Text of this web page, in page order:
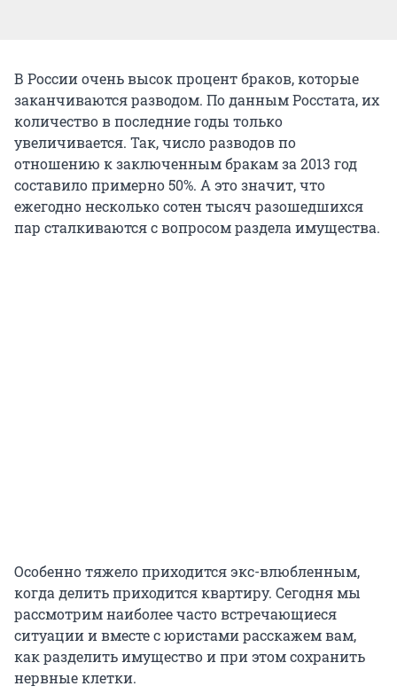
В России очень высок процент браков, которые
заканчиваются разводом. По данным Росстата, их
количество в последние годы только
увеличивается. Так, число разводов по
отношению к заключенным бракам за 2013 год
составило примерно 50%. А это значит, что
ежегодно несколько сотен тысяч разошедшихся
пар сталкиваются с вопросом раздела имущества.
Особенно тяжело приходится экс-влюбленным,
когда делить приходится квартиру. Сегодня мы
рассмотрим наиболее часто встречающиеся
ситуации и вместе с юристами расскажем вам,
как разделить имущество и при этом сохранить
нервные клетки.